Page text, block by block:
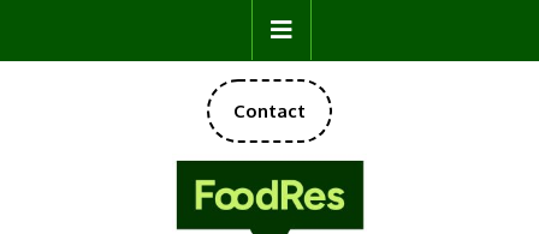
content
Button
Contact
DONATE
NOW